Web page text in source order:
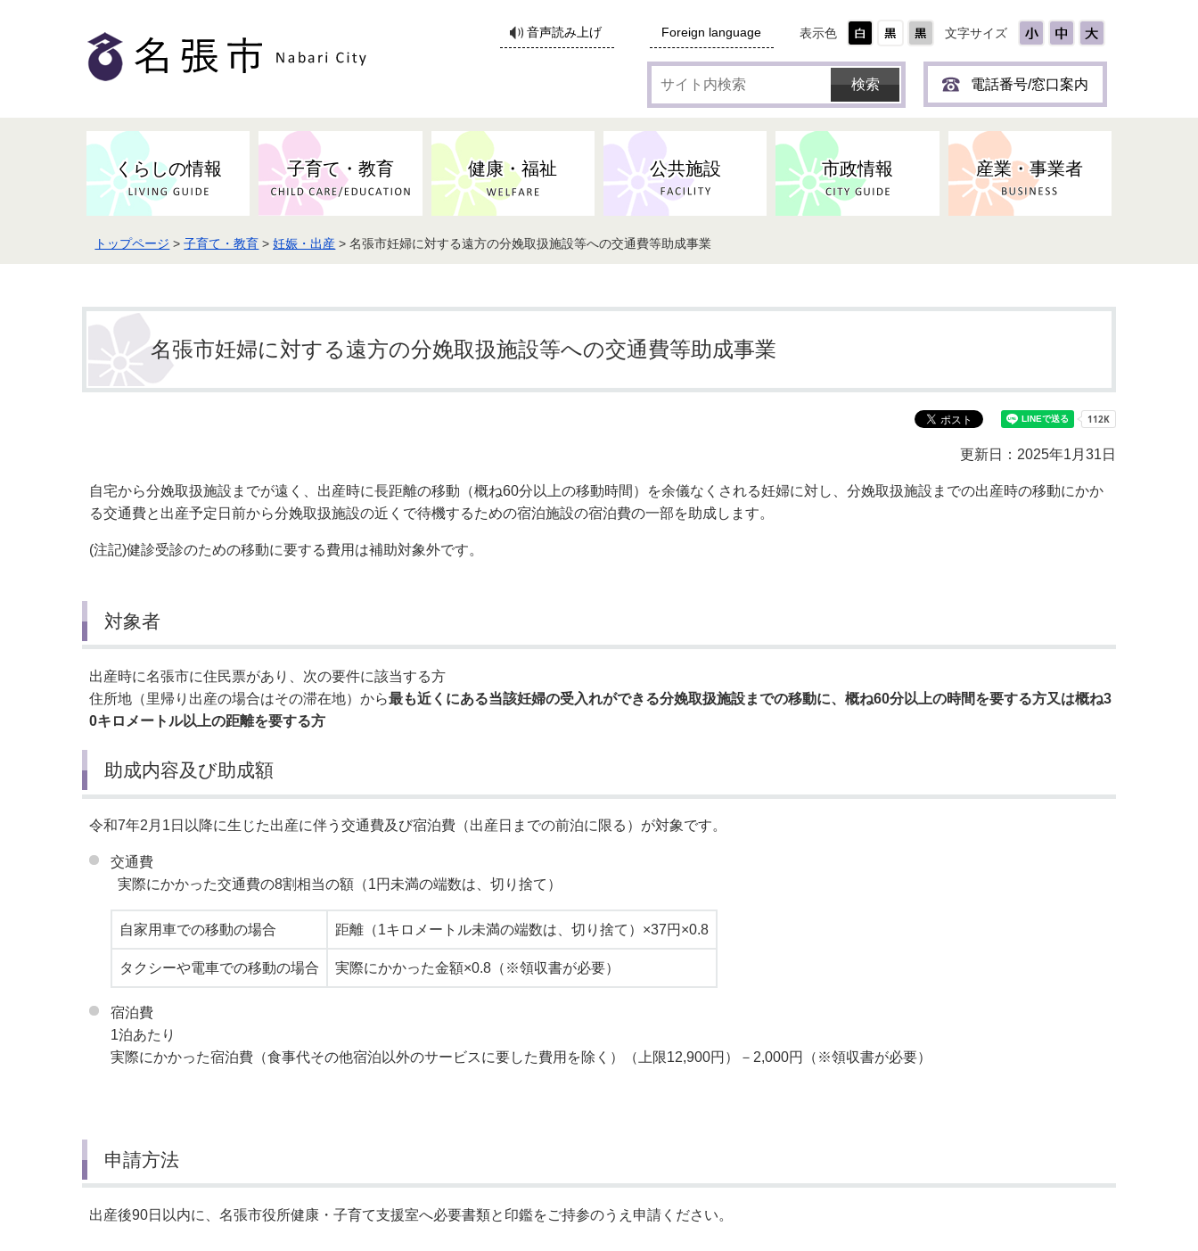
音声読み上げ Foreign language 表示色 文字サイズ
イ
ト
検
索
電話番号/窓口案内
くらしの情報
届出・証明 税 ごみ・リサイクル
斎場・墓園・墓地 住宅 水道・下水道 道路・交通・公園・都市計画
防災・防犯・消防・行方不明
子育て・教育
子育てにかかる各種手当／ひとり
小中一貫教育・コミュニティスク
健康・福祉
健康・検（健）診・予防接種 地域福祉 高齢者福祉
スポーツ 保険・年金・医療助成 生活保護 戦傷・戦没者
公共施設
地域医療 防災・消防 子育て・教育
市民センター・市民活動・交流施
設
市政情報
市の条例・計画・方針 監査 記者会見
市政へのご意見 施設見学会 非核平和事業 選挙
市の人事・職員採用
市の窓口一覧
市の行財政 市のプロフィール 市有財産売却・公売・貸付 オープンデータ
公民連携 遺贈寄附
産業・事業者
事業者の方へお知らせ 各種広告・協賛のご案内 事業系ごみ・廃棄物
入札・契約 税金 建築開発等 商工業
トップページ >子育て・教育 >妊娠・出産 > 名張市妊婦に対する遠方の分娩取扱施設等への交通費等助成事業
名張市妊婦に対する遠方の分娩取扱施設等への交通費等助成事業
更新日：2025年1月31日
自宅から分娩取扱施設までが遠く、出産時に長距離の移動（概ね60分以上の移動時間）を余儀なくされる妊婦に対し、分娩取扱施設までの出産時の移動にかか
る交通費と出産予定日前から分娩取扱施設の近くで待機するための宿泊施設の宿泊費の一部を助成します。
(注記)健診受診のための移動に要する費用は補助対象外です。
対象者
出産時に名張市に住民票があり、次の要件に該当する方
住所地（里帰り出産の場合はその滞在地）から最も近くにある当該妊婦の受入れができる分娩取扱施設までの移動に、概ね60分以上の時間を要する方又は概ね3
0キロメートル以上の距離を要する方
助成内容及び助成額
令和7年2月1日以降に生じた出産に伴う交通費及び宿泊費（出産日までの前泊に限る）が対象です。
交通費
実際にかかった交通費の8割相当の額（1円未満の端数は、切り捨て）
自家用車での移動の場合 距離（1キロメートル未満の端数は、切り捨て）×37円×0.8
タクシーや電車での移動の場合 実際にかかった金額×0.8（※領収書が必要）
宿泊費
1泊あたり
実際にかかった宿泊費（食事代その他宿泊以外のサービスに要した費用を除く）（上限12,900円）－2,000円（※領収書が必要）
申請方法
出産後90日以内に、名張市役所健康・子育て支援室へ必要書類と印鑑をご持参のうえ申請ください。